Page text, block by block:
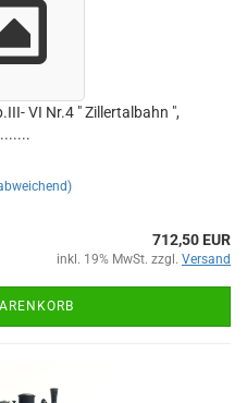
VI Nr.4 " Zillertalbahn ",
712,50 EUR
inkl. 19% MwSt. zzgl. Versand